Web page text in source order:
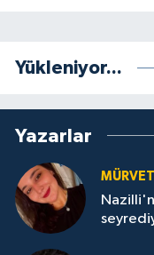
Yükleniyor...
Yazarlar